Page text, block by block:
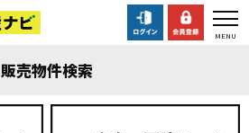
販売物件検索